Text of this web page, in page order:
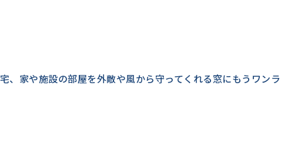
家や施設の部屋を外敵や風から守ってくれる窓にもうワンラ